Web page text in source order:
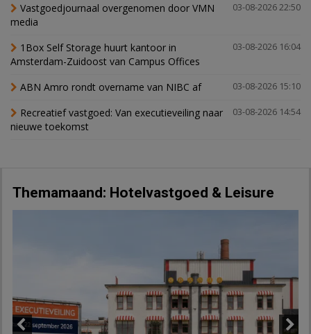
03-08-2026 22:50
Vastgoedjournaal overgenomen door VMN
media
03-08-2026 16:04
1Box Self Storage huurt kantoor in
Amsterdam-Zuidoost van Campus Offices
03-08-2026 15:10
ABN Amro rondt overname van NIBC af
03-08-2026 14:54
Recreatief vastgoed: Van executieveiling naar
nieuwe toekomst
Themamaand: Hotelvastgoed & Leisure